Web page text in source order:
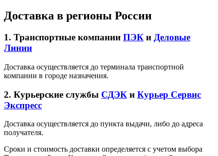
Доставка в регионы России
1. Транспортные компании ПЭК и Деловые
Линии
Доставка осуществляется до терминала транспортной
компании в городе назначения.
2. Курьерские службы СДЭК и Курьер Сервис
Экспресс
Доставка осуществляется до пункта выдачи, либо до адреса
получателя.
Сроки и стоимость доставки определяется с учетом выбора